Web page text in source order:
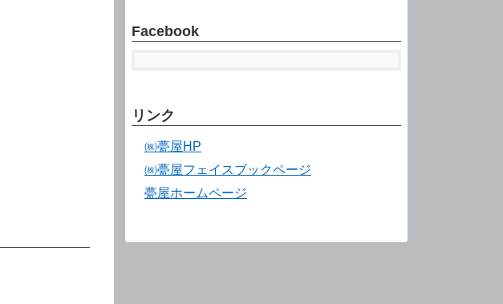
Facebook
リンク
㈱甍屋HP
㈱甍屋フェイスブックページ
甍屋ホームページ